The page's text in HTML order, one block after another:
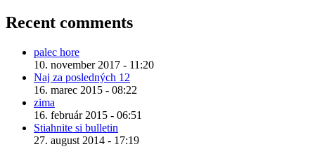
Recent comments
palec hore
10. november 2017 - 11:20
Naj za posledných 12
16. marec 2015 - 08:22
zima
16. február 2015 - 06:51
Stiahnite si bulletin
27. august 2014 - 17:19